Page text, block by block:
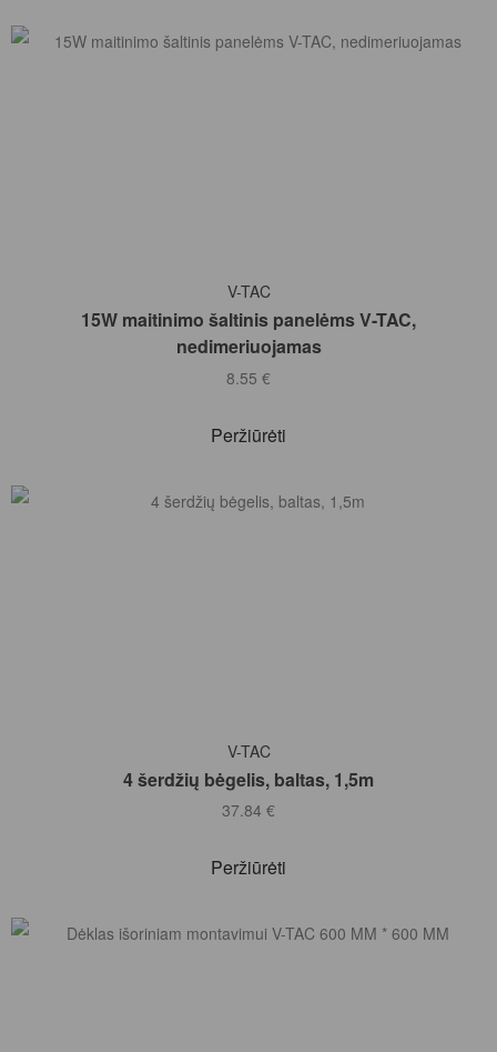
Į KREPŠELĮ
V-TAC
15W maitinimo šaltinis panelėms V-TAC,
nedimeriuojamas
8.55 €
Peržiūrėti
V-TAC
4 šerdžių bėgelis, baltas, 1,5m
37.84 €
Peržiūrėti